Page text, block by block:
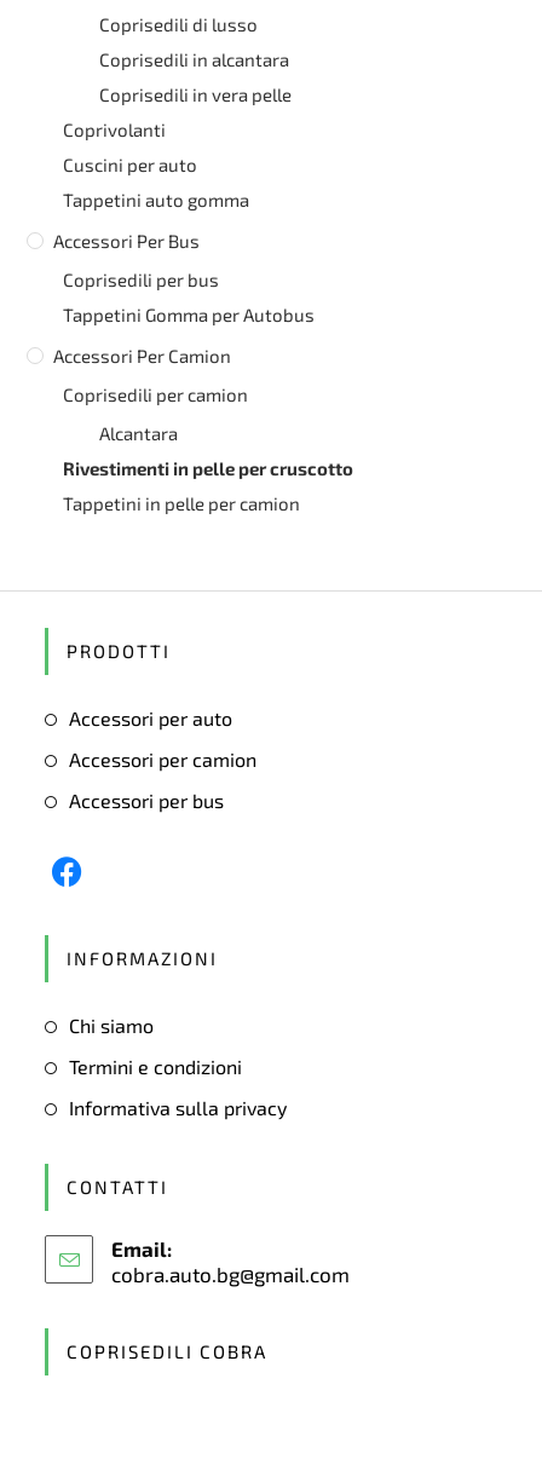
Coprisedili di lusso
Coprisedili in alcantara
Coprisedili in vera pelle
Coprivolanti
Cuscini per auto
Tappetini auto gomma
Accessori Per Bus
Coprisedili per bus
Tappetini Gomma per Autobus
Accessori Per Camion
Coprisedili per camion
Alcantara
Rivestimenti in pelle per cruscotto
Tappetini in pelle per camion
PRODOTTI
Accessori per auto
Accessori per camion
Accessori per bus
tab
INFORMAZIONI
Chi siamo
Termini e condizioni
Informativa sulla privacy
CONTATTI
Email:
cobra.auto.bg@gmail.com
COPRISEDILI COBRA